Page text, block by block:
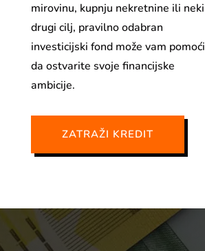
mirovinu, kupnju nekretnine ili neki
drugi cilj, pravilno odabran
investicijski fond može vam pomoći
da ostvarite svoje financijske
ambicije.
ZATRAŽI KREDIT